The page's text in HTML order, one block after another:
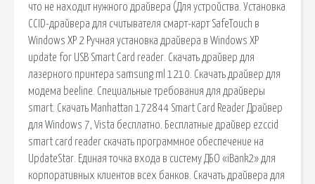
что не находит нужного драйвера (Для устройства. Установка
CCID-драйвера для считывателя смарт-карт SafeTouch в
Windows XP 2 Ручная установка драйвера в Windows XP
update for USB Smart Card reader. Скачать драйвер для
лазерного принтера samsung ml 1210. Скачать драйвер для
модема beeline. Специальные требования для драйверы
smart. Скачать Manhattan 172844 Smart Card Reader Драйвер
для Windows 7, Vista бесплатно. Бесплатные драйвер ezccid
smart card reader скачать программное обеспечение на
UpdateStar. Единая точка входа в систему ДБО «iBank2» для
корпоративных клиентов всех банков. Скачать драйвера для